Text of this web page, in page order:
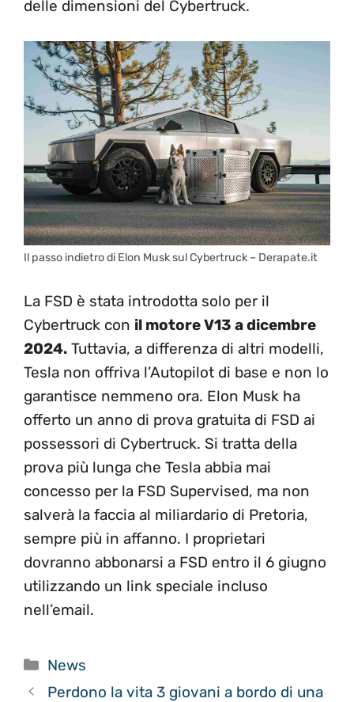
delle dimensioni del Cybertruck.
Il passo indietro di Elon Musk sul Cybertruck – Derapate.it
La FSD è stata introdotta solo per il
Cybertruck con il motore V13 a dicembre
2024. Tuttavia, a differenza di altri modelli,
Tesla non offriva l’Autopilot di base e non lo
garantisce nemmeno ora. Elon Musk ha
offerto un anno di prova gratuita di FSD ai
possessori di Cybertruck. Si tratta della
prova più lunga che Tesla abbia mai
concesso per la FSD Supervised, ma non
salverà la faccia al miliardario di Pretoria,
sempre più in affanno. I proprietari
dovranno abbonarsi a FSD entro il 6 giugno
utilizzando un link speciale incluso
nell’email.
Categorie
News
Perdono la vita 3 giovani a bordo di una